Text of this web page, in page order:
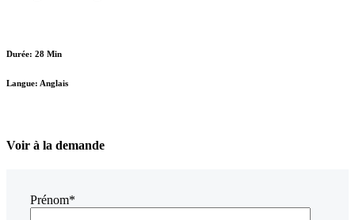
Durée: 28 Min
Langue: Anglais
Voir à la demande
Prénom*